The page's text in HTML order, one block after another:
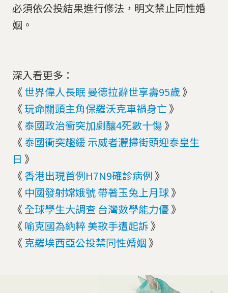
必須依公投結果進行修法，明文禁止同性婚
姻。
深入看更多：
《 世界偉人長眠 曼德拉辭世享壽95歲 》
《玩命關頭主角保羅沃克車禍身亡 》
《 泰國政治衝突加劇釀4死數十傷 》
《 泰國衝突趨緩 示威者灑掃街頭迎泰皇生
日 》
《 香港出現首例H7N9確診病例 》
《 中國發射嫦娥號 帶著玉兔上月球》
《 全球學生大調查 台灣數學能力優》
《 喻克國為納粹 美歌手遭起訴 》
《 克羅埃西亞公投禁同性婚姻 》